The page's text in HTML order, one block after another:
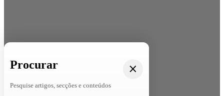
Procurar
Pesquise artigos, secções e conteúdos